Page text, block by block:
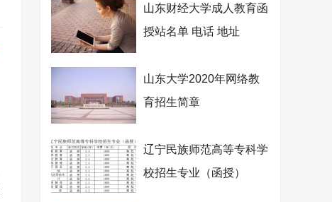
山东财经大学成人教育函
授站名单 电话 地址
山东大学2020年网络教
育招生简章
辽宁民族师范高等专科学
校招生专业（函授）